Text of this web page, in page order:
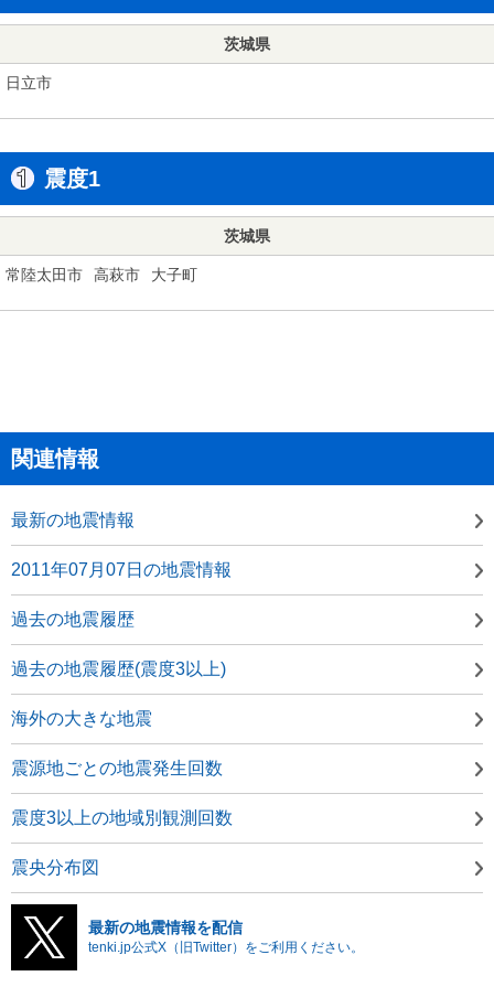
茨城県
日立市
震度1
茨城県
常陸太田市 高萩市 大子町
関連情報
最新の地震情報
2011年07月07日の地震情報
過去の地震履歴
過去の地震履歴(震度3以上)
海外の大きな地震
震源地ごとの地震発生回数
震度3以上の地域別観測回数
震央分布図
最新の地震情報を配信
tenki.jp公式X（旧Twitter）をご利用ください。